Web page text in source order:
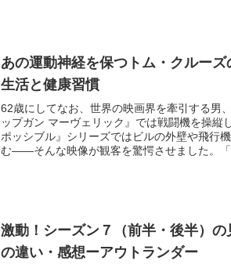
あの運動神経を保つトム・クルー
生活と健康習慣
62歳にしてなお、世界の映画界を牽引する男
ップガン マーヴェリック』では戦闘機を操縦
ポッシブル』シリーズではビルの外壁や飛行
む――そんな映像が観客を驚愕させました。「
激動！シーズン７（前半・後半）の
の違い・感想ーアウトランダー